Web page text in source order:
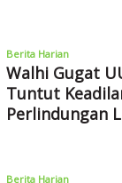
Berita Harian
Walhi Gugat
Tuntut
Perlindungan
Berita Harian